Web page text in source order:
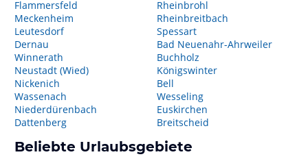
Flammersfeld
Meckenheim
Leutesdorf
Dernau
Winnerath
Neustadt (Wied)
Nickenich
Wassenach
Niederdürenbach
Dattenberg
Rheinbrohl
Rheinbreitbach
Spessart
Bad Neuenahr-Ahrweiler
Buchholz
Königswinter
Bell
Wesseling
Euskirchen
Breitscheid
Beliebte Urlaubsgebiete